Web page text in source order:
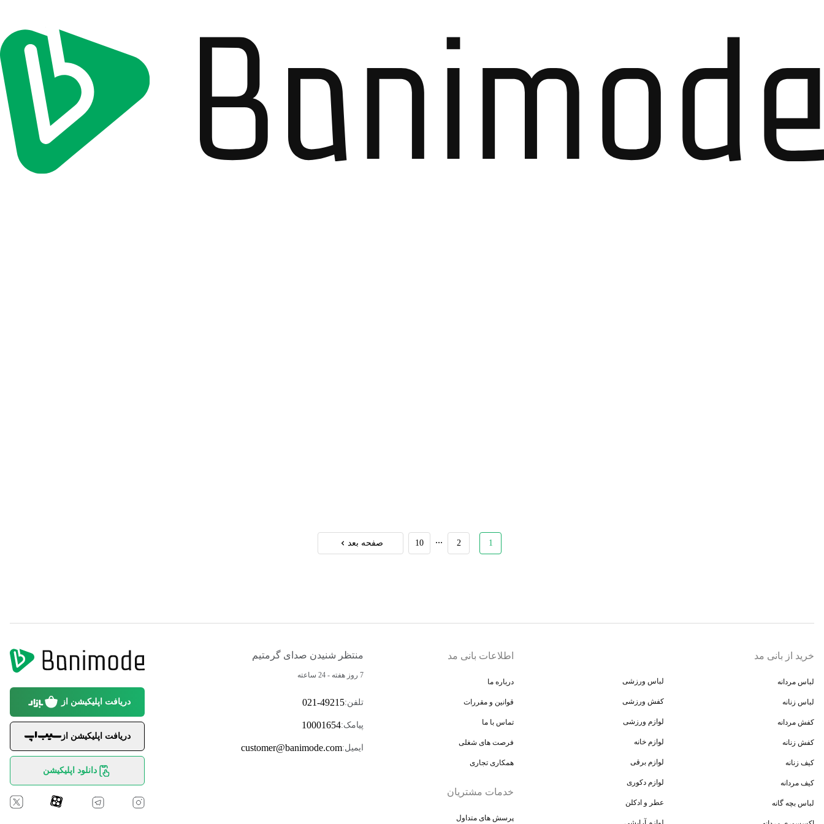
صفحه بعد 1
2
...
10
خرید از بانی مد
لباس مردانه
لباس زنانه
کفش مردانه
کفش زنانه
کیف زنانه
کیف مردانه
لباس بچه گانه
لباس ورزشی
کفش ورزشی
لوازم ورزشی
لوازم خانه
لوازم برقی
لوازم دکوری
عطر و ادکلن
اطلاعات بانی مد
درباره ما
قوانین و مقررات
تماس با ما
فرصت های شغلی
همکاری تجاری
خدمات مشتریان
پرسش های متداول
منتظر شنیدن صدای گرمتیم
7 روز هفته - 24 ساعته
تلفن:
021-49215
پیامک:
10001654
ایمیل:
customer@banimode.com
دریافت اپلیکیشن از
دریافت اپلیکیشن از
دانلود اپلیکیشن